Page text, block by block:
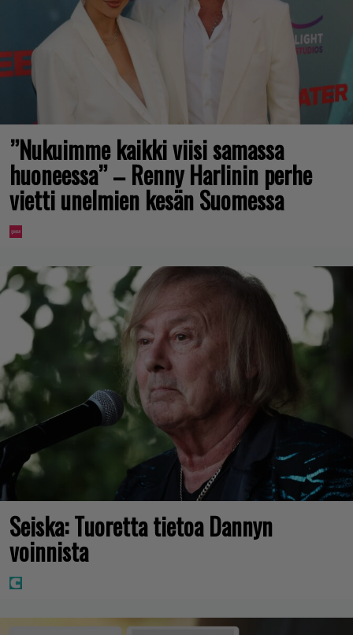
”Nukuimme kaikki viisi samassa
huoneessa” – Renny Harlinin perhe
vietti unelmien kesän Suomessa
Seiska: Tuoretta tietoa Dannyn
voinnista